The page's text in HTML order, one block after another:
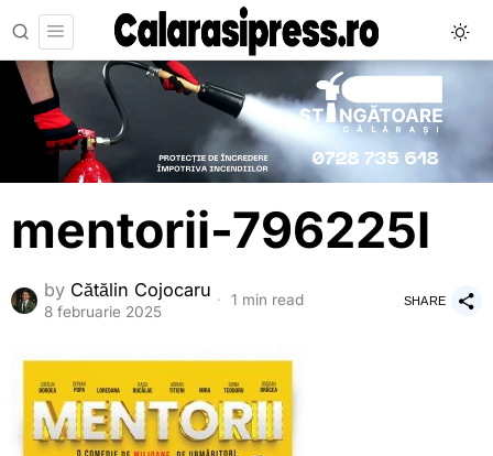
mentorii-796225l
by Cătălin Cojocaru
8 februarie 2025
1 min read SHARE